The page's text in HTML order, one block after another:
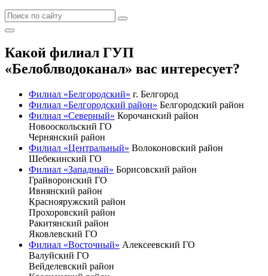
Какой филиал ГУП
«Белоблводоканал» вас интересует?
Филиал «Белгородский» г. Белгород
Филиал «Белгородский район» Белгородский район
Филиал «Северный» Корочанский район
Новооскольский ГО
Чернянский район
Филиал «Центральный» Волоконовский район
Шебекинский ГО
Филиал «Западный» Борисовский район
Грайворонский ГО
Ивнянский район
Краснояружский район
Прохоровский район
Ракитянский район
Яковлевский ГО
Филиал «Восточный» Алексеевский ГО
Валуйский ГО
Вейделевский район